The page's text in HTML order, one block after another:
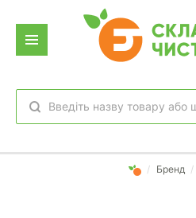
обране
/ Бренд /